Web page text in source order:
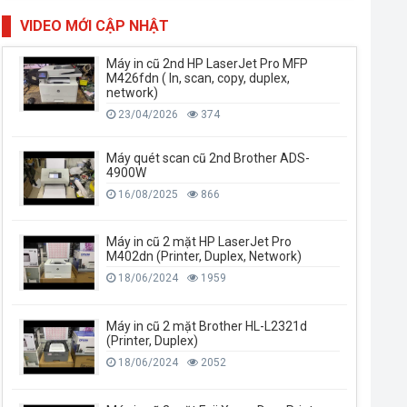
VIDEO MỚI CẬP NHẬT
Máy in cũ 2nd HP LaserJet Pro MFP
M426fdn ( In, scan, copy, duplex,
network)
23/04/2026 374
Máy quét scan cũ 2nd Brother ADS-
4900W
16/08/2025 866
Máy in cũ 2 mặt HP LaserJet Pro
M402dn (Printer, Duplex, Network)
18/06/2024 1959
Máy in cũ 2 mặt Brother HL-L2321d
(Printer, Duplex)
18/06/2024 2052